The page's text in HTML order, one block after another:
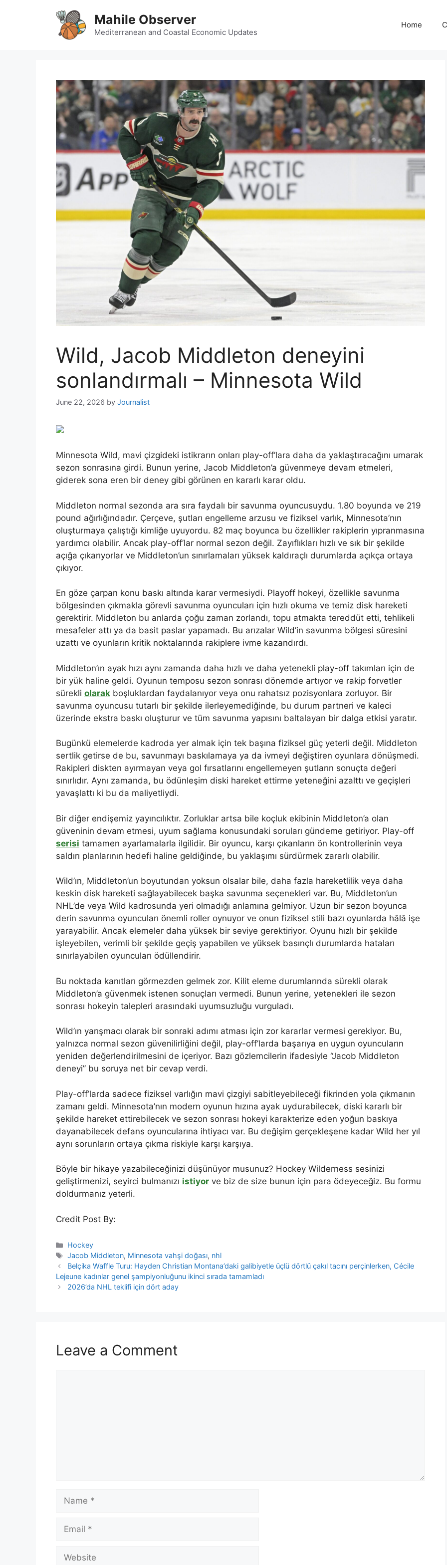
Mahile Observer
Mediterranean and Coastal Economic Updates
Home
Wild, Jacob Middleton deneyini
sonlandırmalı – Minnesota Wild
June 22, 2026 by Journalist
Minnesota Wild, mavi çizgideki istikrarın onları play-off’lara daha da yaklaştıracağını umarak
sezon sonrasına girdi. Bunun yerine, Jacob Middleton’a güvenmeye devam etmeleri,
giderek sona eren bir deney gibi görünen en kararlı karar oldu.
Middleton normal sezonda ara sıra faydalı bir savunma oyuncusuydu. 1.80 boyunda ve 219
pound ağırlığındadır. Çerçeve, şutları engelleme arzusu ve fiziksel varlık, Minnesota’nın
oluşturmaya çalıştığı kimliğe uyuyordu. 82 maç boyunca bu özellikler rakiplerin yıpranmasına
yardımcı olabilir. Ancak play-off’lar normal sezon değil. Zayıflıkları hızlı ve sık bir şekilde
açığa çıkarıyorlar ve Middleton’un sınırlamaları yüksek kaldıraçlı durumlarda açıkça ortaya
çıkıyor.
En göze çarpan konu baskı altında karar vermesiydi. Playoff hokeyi, özellikle savunma
bölgesinden çıkmakla görevli savunma oyuncuları için hızlı okuma ve temiz disk hareketi
gerektirir. Middleton bu anlarda çoğu zaman zorlandı, topu atmakta tereddüt etti, tehlikeli
mesafeler attı ya da basit paslar yapamadı. Bu arızalar Wild’in savunma bölgesi süresini
uzattı ve oyunların kritik noktalarında rakiplere ivme kazandırdı.
Middleton’ın ayak hızı aynı zamanda daha hızlı ve daha yetenekli play-off takımları için de
bir yük haline geldi. Oyunun temposu sezon sonrası dönemde artıyor ve rakip forvetler
sürekli olarak boşluklardan faydalanıyor veya onu rahatsız pozisyonlara zorluyor. Bir
savunma oyuncusu tutarlı bir şekilde ilerleyemediğinde, bu durum partneri ve kaleci
üzerinde ekstra baskı oluşturur ve tüm savunma yapısını baltalayan bir dalga etkisi yaratır.
Bugünkü elemelerde kadroda yer almak için tek başına fiziksel güç yeterli değil. Middleton
sertlik getirse de bu, savunmayı baskılamaya ya da ivmeyi değiştiren oyunlara dönüşmedi.
Rakipleri diskten ayırmayan veya gol fırsatlarını engellemeyen şutların sonuçta değeri
sınırlıdır. Aynı zamanda, bu ödünleşim diski hareket ettirme yeteneğini azalttı ve geçişleri
yavaşlattı ki bu da maliyetliydi.
Bir diğer endişemiz yayıncılıktır. Zorluklar artsa bile koçluk ekibinin Middleton’a olan
güveninin devam etmesi, uyum sağlama konusundaki soruları gündeme getiriyor. Play-off
serisi tamamen ayarlamalarla ilgilidir. Bir oyuncu, karşı çıkanların ön kontrollerinin veya
saldırı planlarının hedefi haline geldiğinde, bu yaklaşımı sürdürmek zararlı olabilir.
Wild’ın, Middleton’un boyutundan yoksun olsalar bile, daha fazla hareketlilik veya daha
keskin disk hareketi sağlayabilecek başka savunma seçenekleri var. Bu, Middleton’un
NHL’de veya Wild kadrosunda yeri olmadığı anlamına gelmiyor. Uzun bir sezon boyunca
derin savunma oyuncuları önemli roller oynuyor ve onun fiziksel stili bazı oyunlarda hâlâ işe
yarayabilir. Ancak elemeler daha yüksek bir seviye gerektiriyor. Oyunu hızlı bir şekilde
işleyebilen, verimli bir şekilde geçiş yapabilen ve yüksek basınçlı durumlarda hataları
sınırlayabilen oyuncuları ödüllendirir.
Bu noktada kanıtları görmezden gelmek zor. Kilit eleme durumlarında sürekli olarak
Middleton’a güvenmek istenen sonuçları vermedi. Bunun yerine, yetenekleri ile sezon
sonrası hokeyin talepleri arasındaki uyumsuzluğu vurguladı.
Wild’ın yarışmacı olarak bir sonraki adımı atması için zor kararlar vermesi gerekiyor. Bu,
yalnızca normal sezon güvenilirliğini değil, play-off’larda başarıya en uygun oyuncuların
yeniden değerlendirilmesini de içeriyor. Bazı gözlemcilerin ifadesiyle “Jacob Middleton
deneyi” bu soruya net bir cevap verdi.
Play-off’larda sadece fiziksel varlığın mavi çizgiyi sabitleyebileceği fikrinden yola çıkmanın
zamanı geldi. Minnesota’nın modern oyunun hızına ayak uydurabilecek, diski kararlı bir
şekilde hareket ettirebilecek ve sezon sonrası hokeyi karakterize eden yoğun baskıya
dayanabilecek defans oyuncularına ihtiyacı var. Bu değişim gerçekleşene kadar Wild her yıl
aynı sorunların ortaya çıkma riskiyle karşı karşıya.
Böyle bir hikaye yazabileceğinizi düşünüyor musunuz? Hockey Wilderness sesinizi
geliştirmenizi, seyirci bulmanızı istiyor ve biz de size bunun için para ödeyeceğiz. Bu formu
doldurmanız yeterli.
Credit Post By:
Categories
Hockey
Tags
Jacob Middleton, Minnesota vahşi doğası, nhl
Belçika Waffle Turu: Hayden Christian Montana’daki galibiyetle üçlü dörtlü çakıl tacını perçinlerken, Cécile
Lejeune kadınlar genel şampiyonluğunu ikinci sırada tamamladı
2026’da NHL teklifi için dört aday
Leave a Comment
Name
Email
Website